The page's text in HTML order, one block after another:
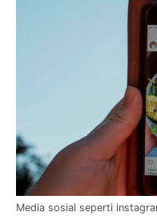
Media sosial seperti